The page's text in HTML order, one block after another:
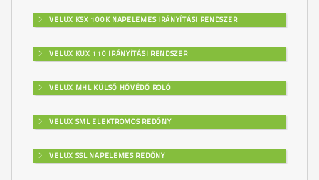
VELUX KSX 100K NAPELEMES IRÁNYÍTÁSI RENDSZER
VELUX KUX 110 IRÁNYÍTÁSI RENDSZER
VELUX MHL KÜLSŐ HŐVÉDŐ ROLÓ
VELUX SML ELEKTROMOS REDŐNY
VELUX SSL NAPELEMES REDŐNY